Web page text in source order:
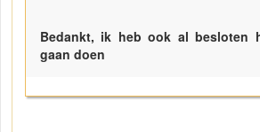
Bedankt, ik heb ook al besloten
gaan doen